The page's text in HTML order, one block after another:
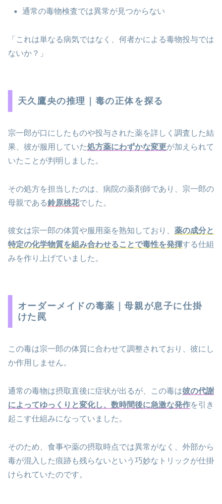
通常の毒物検査では異常が見つからない
「これは単なる病気ではなく、何者かによる毒物投与では
ないか？」
天久鷹央の推理｜毒の正体を探る
宗一郎が口にしたものや投与された薬を詳しく調査した結
果、彼が服用していた処方薬にわずかな変更が加えられて
いたことが判明しました。
その処方を担当したのは、病院の薬剤師であり、宗一郎の
母親である鈴原桃花でした。
彼女は宗一郎の体質や服用薬を熟知しており、 薬の成分と
特定の化学物質を組み合わせることで毒性を発揮する仕組
みを作り上げていました。
オーダーメイドの毒薬｜母親が息子に仕掛
けた罠
この毒は宗一郎の体質に合わせて調整されており、彼にし
か作用しません。
通常の毒物は摂取直後に症状が出るが、この毒は彼の代謝
によってゆっくりと変化し、数時間後に急激な発作を引き
起こす仕組みになっていました。
そのため、食事や薬の摂取時点では異常がなく、外部から
毒が混入した痕跡も残らないという巧妙なトリックが仕掛
けられていたのです。